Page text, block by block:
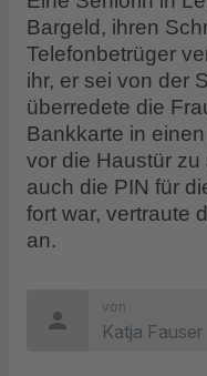
Bargeld, ihren
Telefonbetrüger
ihr, er sei von der
überredete die
Bankkarte in
vor die Haustür zu
auch die PIN für
fort war, vertraute
an.
person
von
Katja Fauser